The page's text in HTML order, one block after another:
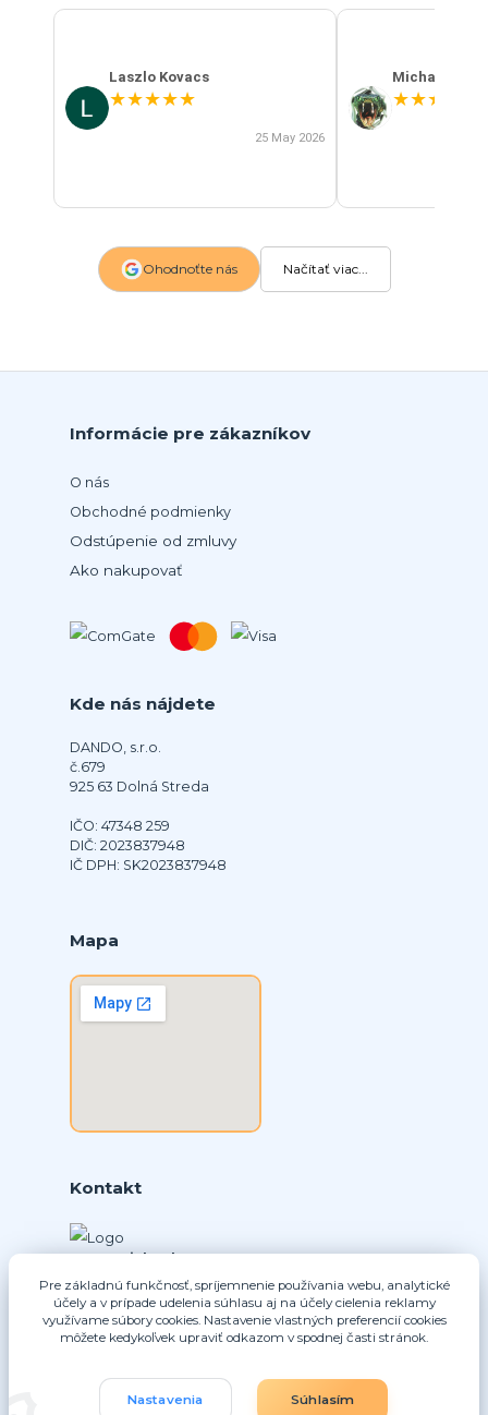
Laszlo Kovacs
★★★★★
25 May 2026
Michal Szabo
★★★
Ohodnoťte nás Načítať viac...
Informácie pre zákazníkov
O nás
Obchodné podmienky
Odstúpenie od zmluvy
Ako nakupovať
Kde nás nájdete
DANDO, s.r.o.
č.679
925 63 Dolná Streda
IČO: 47348 259
DIČ: 2023837948
IČ DPH: SK2023837948
Mapa
Kontakt
Ing. Daniel Doboš
+421 902331936
(Po-Pia, 8-16 hod.)
info@nice-pohony.sk
Pre základnú funkčnosť, spríjemnenie používania webu, analytické
účely a v prípade udelenia súhlasu aj na účely cielenia reklamy
využívame súbory cookies. Nastavenie vlastných preferencií cookies
môžete kedykoľvek upraviť odkazom v spodnej časti stránok.
Nastavenia Súhlasím